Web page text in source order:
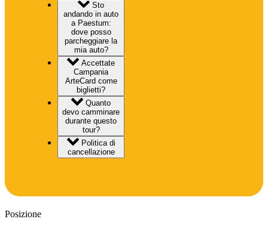
andando in auto
a Paestum:
dove posso
parcheggiare la
mia auto?
Campania
ArteCard come
biglietti?
devo camminare
durante questo
tour?
Politica di
cancellazione
Posizione